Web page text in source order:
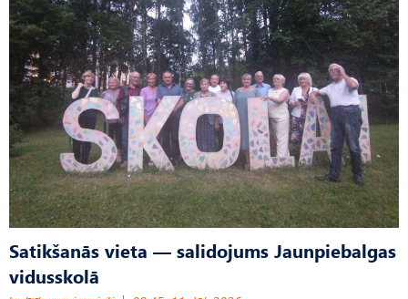
Satikšanās vieta — salidojums Jaunpiebalgas
vidusskolā